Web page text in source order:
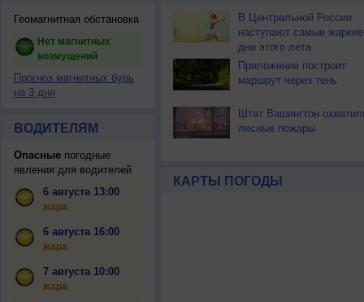
Геомагнитная обстановка
Нет магнитных
возмущений
Прогноз магнитных бурь
на 3 дня
ВОДИТЕЛЯМ
Опасныепогодные
явления для водителей
6 августа 13:00
жара
6 августа 16:00
жара
7 августа 10:00
жара
В Центральной России
наступают самые жаркие
дни этого лета
Приложение построит
маршрут через тень
Штат Вашингтон
лесные пожары
КАРТЫ ПОГОДЫ